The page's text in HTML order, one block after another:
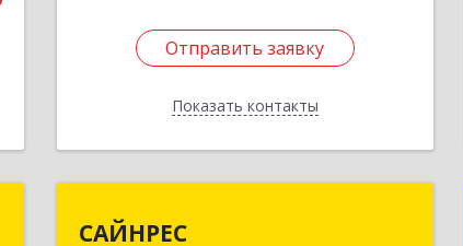
Отправить заявку
Показать контакты
Отправить заявку
Назад
САЙНРЕС